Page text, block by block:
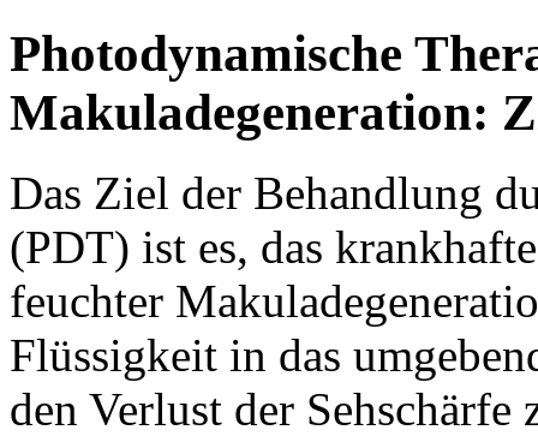
Photodynamische
Makuladegeneration:
Das Ziel der Behandlung
(PDT) ist es, das
feuchter
Flüssigkeit in das
den Verlust der Sehschärfe